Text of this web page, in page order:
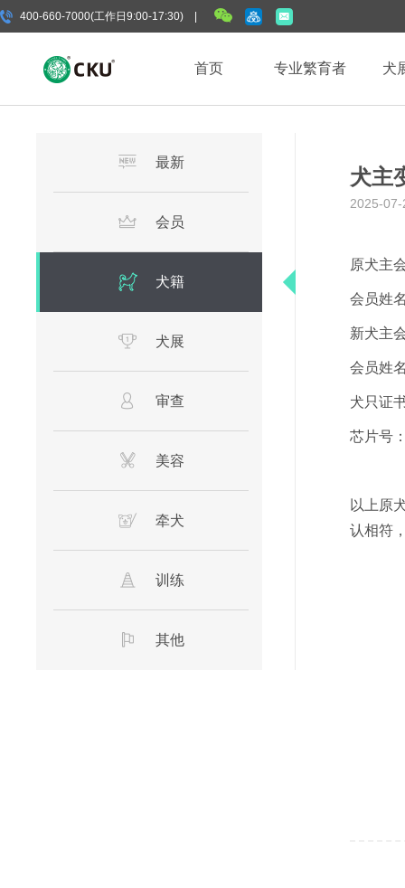
400-660-7000(工作日9:00-17:30) |
首页 专业繁育者 犬
最新
会员
犬籍
犬展
审查
美容
牵犬
训练
其他
犬主
2025-
原犬主
会员姓
新犬主
会员姓
犬只证
芯片号
以上原
认相符